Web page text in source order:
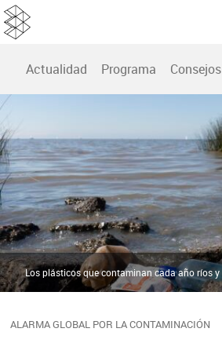
Actualidad Programa Consejos
ALARMA GLOBAL POR LA CONTAMINACIÓN